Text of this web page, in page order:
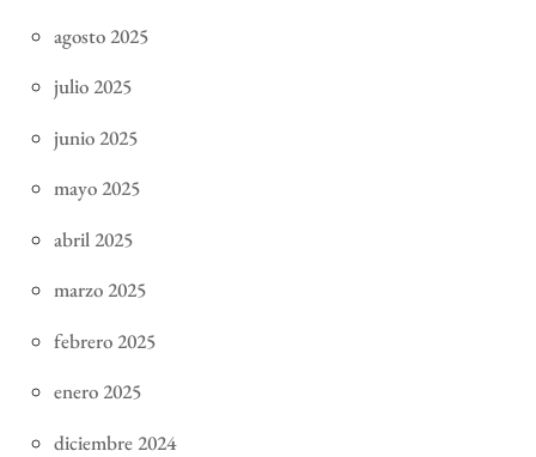
agosto 2025
julio 2025
junio 2025
mayo 2025
abril 2025
marzo 2025
febrero 2025
enero 2025
diciembre 2024